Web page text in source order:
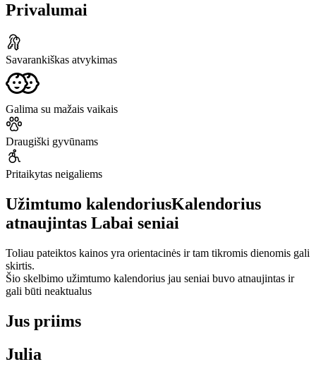
Privalumai
Savarankiškas atvykimas
Galima su mažais vaikais
Draugiški gyvūnams
Pritaikytas neigaliems
Užimtumo kalendoriusKalendorius
atnaujintas Labai seniai
Toliau pateiktos kainos yra orientacinės ir tam tikromis dienomis gali
skirtis.
Šio skelbimo užimtumo kalendorius jau seniai buvo atnaujintas ir
gali būti neaktualus
Jus priims
Julia